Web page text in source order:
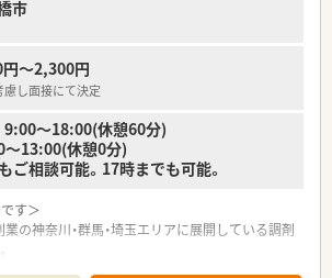
市
～2,300円
し面接にて決定
〜18:00(休憩60分)
13:00(休憩0分)
ご相談可能。17時までも可能。
す＞
の神奈川・群馬・埼玉エリアに展開している調剤